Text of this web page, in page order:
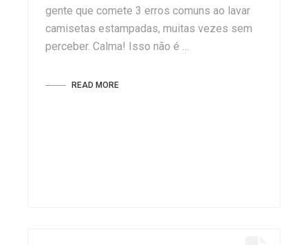
gente que comete 3 erros comuns ao lavar
camisetas estampadas, muitas vezes sem
perceber. Calma! Isso não é …
READ MORE